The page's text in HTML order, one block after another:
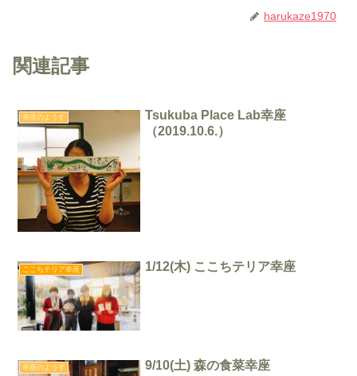
harukaze1970
関連記事
幸座のようす
Tsukuba Place Lab幸座
（2019.10.6.）
ここちテリア幸座 1/12(木) ここちテリア幸座
幸座のようす 9/10(土) 森の食菜幸座